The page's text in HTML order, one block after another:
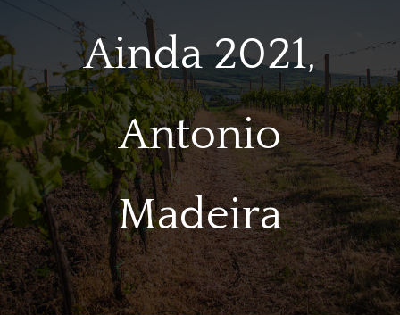
Ainda 2021,
Antonio
Madeira